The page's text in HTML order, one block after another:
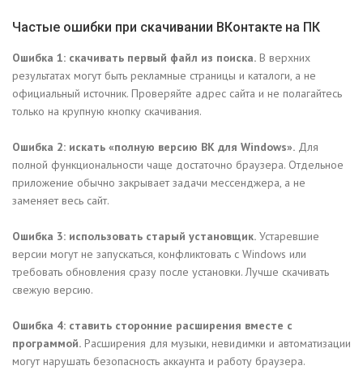
Частые ошибки при скачивании ВКонтакте на ПК
Ошибка 1: скачивать первый файл из поиска. В верхних
результатах могут быть рекламные страницы и каталоги, а не
официальный источник. Проверяйте адрес сайта и не полагайтесь
только на крупную кнопку скачивания.
Ошибка 2: искать «полную версию ВК для Windows». Для
полной функциональности чаще достаточно браузера. Отдельное
приложение обычно закрывает задачи мессенджера, а не
заменяет весь сайт.
Ошибка 3: использовать старый установщик. Устаревшие
версии могут не запускаться, конфликтовать с Windows или
требовать обновления сразу после установки. Лучше скачивать
свежую версию.
Ошибка 4: ставить сторонние расширения вместе с
программой. Расширения для музыки, невидимки и автоматизации
могут нарушать безопасность аккаунта и работу браузера.